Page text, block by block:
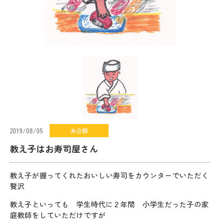
2019/08/05 未分類
教え子はお寿司屋さん
教え子が握ってくれたおいしい寿司をカウンターでいただく
贅沢
教え子といっても 学生時代に２年間 小学生だった子の家
庭教師をしていただけですが